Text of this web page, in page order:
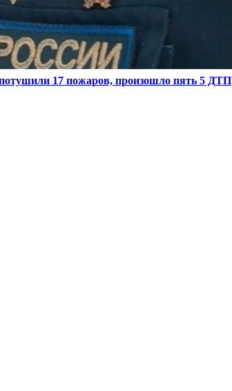
17 пожаров, произошло пять 5 ДТП